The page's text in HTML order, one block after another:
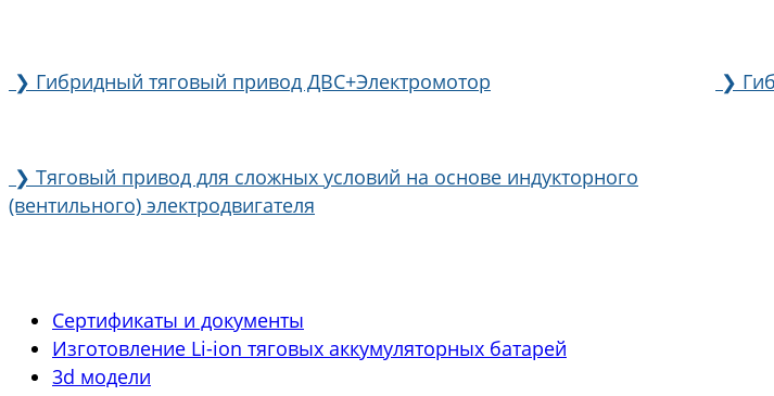
❯ Гибридный тяговый привод ДВС+Электромотор ❯
❯ Тяговый привод для сложных условий на основе индукторного
(вентильного) электродвигателя
Сертификаты и документы
Изготовление Li-ion тяговых аккумуляторных батарей
3d модели